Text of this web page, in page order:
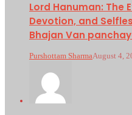
Lord Hanuman: The
Devotion, and
Bhajan Van
Purshottam SharmaAugust 4,